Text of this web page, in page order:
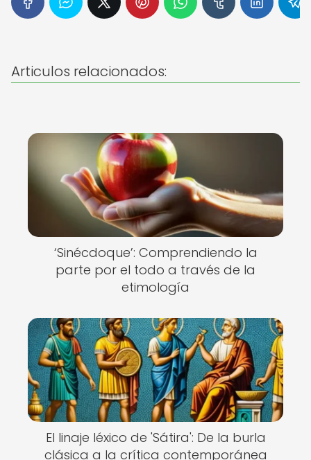
Articulos relacionados:
‘Sinécdoque’: Comprendiendo la
parte por el todo a través de la
etimología
El linaje léxico de 'Sátira': De la burla
clásica a la crítica contemporánea